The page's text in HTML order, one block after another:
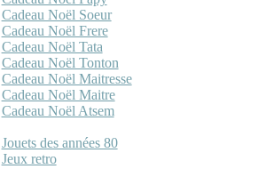
Cadeau Noël Soeur
Cadeau Noël Frere
Cadeau Noël Tata
Cadeau Noël Tonton
Cadeau Noël Maitresse
Cadeau Noël Maitre
Cadeau Noël Atsem
Jouets des années 80
Jeux retro